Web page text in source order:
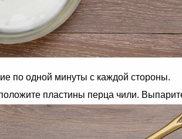
по одной минуты с каждой стороны.
пластины перца чили.